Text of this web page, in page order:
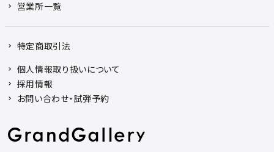
営業所一覧
特定商取引法
個人情報取り扱いについて
採用情報
お問い合わせ・試弾予約